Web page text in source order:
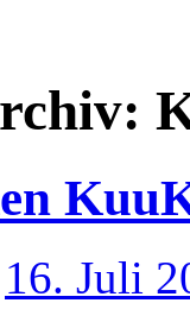
16. Juli